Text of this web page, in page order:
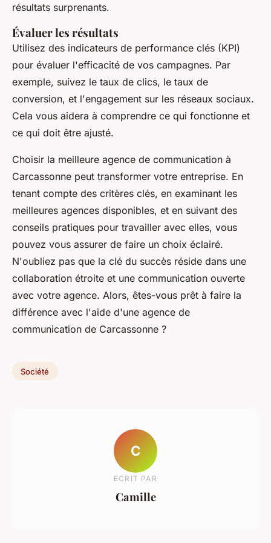
résultats surprenants.
Évaluer les résultats
Utilisez des indicateurs de performance clés (KPI)
pour évaluer l'efficacité de vos campagnes. Par
exemple, suivez le taux de clics, le taux de
conversion, et l'engagement sur les réseaux sociaux.
Cela vous aidera à comprendre ce qui fonctionne et
ce qui doit être ajusté.
Choisir la meilleure agence de communication à
Carcassonne peut transformer votre entreprise. En
tenant compte des critères clés, en examinant les
meilleures agences disponibles, et en suivant des
conseils pratiques pour travailler avec elles, vous
pouvez vous assurer de faire un choix éclairé.
N'oubliez pas que la clé du succès réside dans une
collaboration étroite et une communication ouverte
avec votre agence. Alors, êtes-vous prêt à faire la
différence avec l'aide d'une agence de
communication de Carcassonne ?
Société
C
ECRIT PAR
Camille